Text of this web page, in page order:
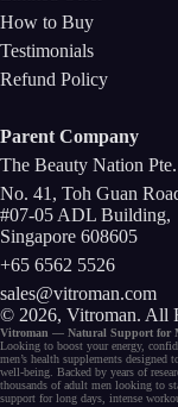
How to Buy
Testimonials
Refund Policy
Parent Company
The Beauty Nation
No. 41, Toh Guan
#07-05 ADL Building,
Singapore 608605
+65 6562 5526
sales@vitroman.com
© 2026, Vitroman. All
Vitroman — Natural Support for
Looking to boost your energy,
men’s health supplements designed
well-being . Backed by years of
thousands ofadult men looking to
support for long days, intense